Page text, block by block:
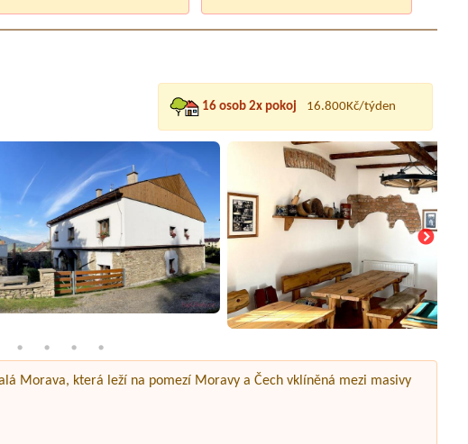
16 osob 2x pokoj
16.800Kč/týden
Morava, která leží na pomezí Moravy a Čech vklíněná mezi masivy